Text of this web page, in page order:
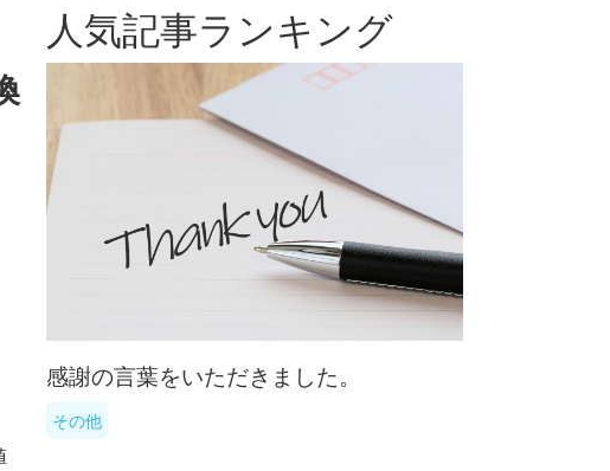
人気記事ランキング
感謝の言葉をいただきました。
その他